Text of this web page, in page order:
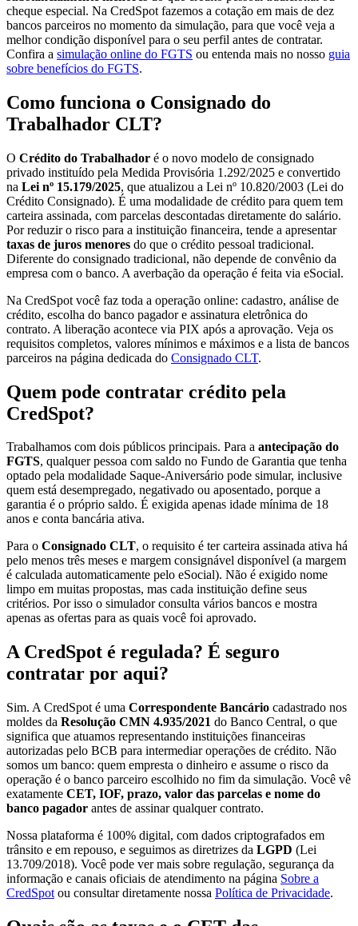
cheque especial. Na CredSpot fazemos a cotação em mais de dez
bancos parceiros no momento da simulação, para que você veja a
melhor condição disponível para o seu perfil antes de contratar.
Confira a simulação online do FGTS ou entenda mais no nosso guia
sobre benefícios do FGTS.
Como funciona o Consignado do
Trabalhador CLT?
O Crédito do Trabalhador é o novo modelo de consignado
privado instituído pela Medida Provisória 1.292/2025 e convertido
na Lei nº 15.179/2025, que atualizou a Lei nº 10.820/2003 (Lei do
Crédito Consignado). É uma modalidade de crédito para quem tem
carteira assinada, com parcelas descontadas diretamente do salário.
Por reduzir o risco para a instituição financeira, tende a apresentar
taxas de juros menores do que o crédito pessoal tradicional.
Diferente do consignado tradicional, não depende de convênio da
empresa com o banco. A averbação da operação é feita via eSocial.
Na CredSpot você faz toda a operação online: cadastro, análise de
crédito, escolha do banco pagador e assinatura eletrônica do
contrato. A liberação acontece via PIX após a aprovação. Veja os
requisitos completos, valores mínimos e máximos e a lista de bancos
parceiros na página dedicada do Consignado CLT.
Quem pode contratar crédito pela
CredSpot?
Trabalhamos com dois públicos principais. Para a antecipação do
FGTS, qualquer pessoa com saldo no Fundo de Garantia que tenha
optado pela modalidade Saque-Aniversário pode simular, inclusive
quem está desempregado, negativado ou aposentado, porque a
garantia é o próprio saldo. É exigida apenas idade mínima de 18
anos e conta bancária ativa.
Para o Consignado CLT, o requisito é ter carteira assinada ativa há
pelo menos três meses e margem consignável disponível (a margem
é calculada automaticamente pelo eSocial). Não é exigido nome
limpo em muitas propostas, mas cada instituição define seus
critérios. Por isso o simulador consulta vários bancos e mostra
apenas as ofertas para as quais você foi aprovado.
A CredSpot é regulada? É seguro
contratar por aqui?
Sim. A CredSpot é uma Correspondente Bancário cadastrado nos
moldes da Resolução CMN 4.935/2021 do Banco Central, o que
significa que atuamos representando instituições financeiras
autorizadas pelo BCB para intermediar operações de crédito. Não
somos um banco: quem empresta o dinheiro e assume o risco da
operação é o banco parceiro escolhido no fim da simulação. Você vê
exatamente CET, IOF, prazo, valor das parcelas e nome do
banco pagador antes de assinar qualquer contrato.
Nossa plataforma é 100% digital, com dados criptografados em
trânsito e em repouso, e seguimos as diretrizes da LGPD (Lei
13.709/2018). Você pode ver mais sobre regulação, segurança da
informação e canais oficiais de atendimento na página Sobre a
CredSpot ou consultar diretamente nossa Política de Privacidade.